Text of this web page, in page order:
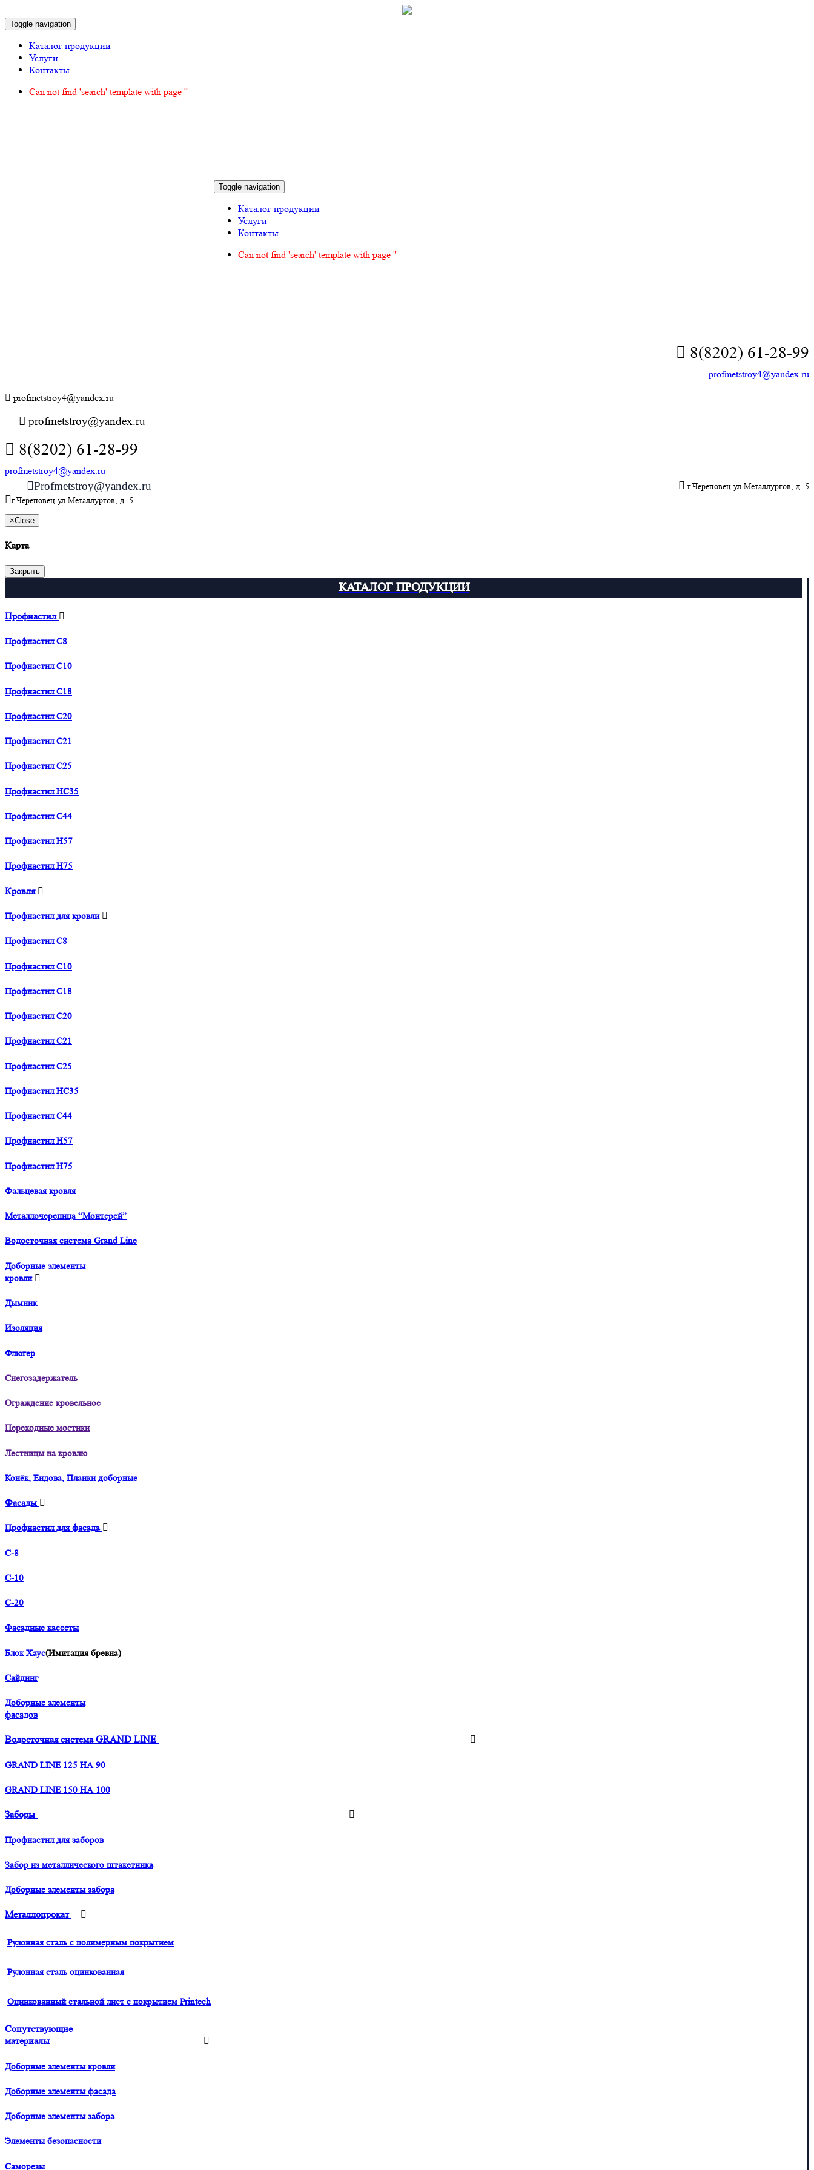
Toggle navigation
Каталог продукции
Услуги
Контакты
Can not find 'search' template with page ''
Toggle navigation
Каталог продукции
Услуги
Контакты
Can not find 'search' template with page ''
8(8202) 61-28-99
profmetstroy4@yandex.ru
profmetstroy4@yandex.ru
profmetstroy@yandex.ru
8(8202) 61-28-99
profmetstroy4@yandex.ru
Profmetstroy@yandex.ru
г.Череповец ул.Металлургов, д. 5
г.Череповец ул.Металлургов, д. 5
×Close
Карта
Закрыть
КАТАЛОГ ПРОДУКЦИИ
Профнастил
Профнастил С8
Профнастил С10
Профнастил С18
Профнастил С20
Профнастил С21
Профнастил С25
Профнастил HC35
Профнастил С44
Профнастил H57
Профнастил H75
Кровля
Профнастил для кровли
Профнастил С8
Профнастил С10
Профнастил С18
Профнастил С20
Профнастил С21
Профнастил С25
Профнастил HC35
Профнастил С44
Профнастил H57
Профнастил H75
Фальцевая кровля
Металлочерепица “Монтерей”
Водосточная система Grand Line
Доборные элементы
кровли
Дымник
Изоляция
Флюгер
Снегозадержатель
Ограждение кровельное
Переходные мостики
Лестницы на кровлю
Конёк, Ендова, Планки доборные
Фасады
Профнастил для фасада
С-8
С-10
С-20
Фасадные кассеты
Блок Хаус(Имитация бревна)
Сайдинг
Доборные элементы
фасадов
Водосточная система GRAND LINE
GRAND LINE 125 НА 90
GRAND LINE 150 НА 100
Заборы
Профнастил для заборов
Забор из металлического штакетника
Доборные элементы забора
Металлопрокат
Рулонная сталь с полимерным покрытием
Рулонная сталь оцинкованная
Оцинкованный стальной лист с покрытием Printech
Сопутствующие
материалы
Доборные элементы кровли
Доборные элементы фасада
Доборные элементы забора
Элементы безопасности
Саморезы